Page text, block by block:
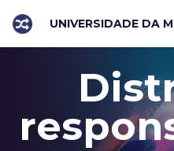
UNIVERSIDADE DA